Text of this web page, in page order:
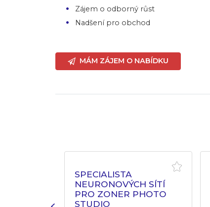
Zájem o odborný růst
Nadšení pro obchod
MÁM ZÁJEM O NABÍDKU
SPECIALISTA
NEURONOVÝCH SÍTÍ
PRO ZONER PHOTO
STUDIO